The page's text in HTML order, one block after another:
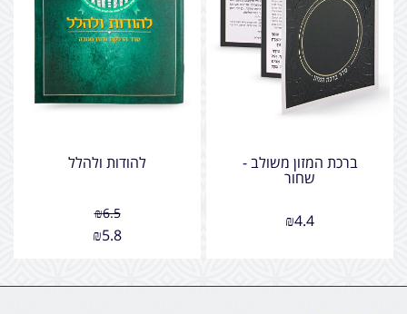
ברכת המזון משולב -
שחור
₪4.4
להודות ולהלל
₪6.5
₪5.8